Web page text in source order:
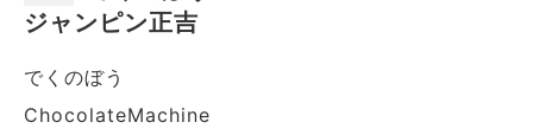
ジャンピン正吉
でくのぼう
ChocolateMachine